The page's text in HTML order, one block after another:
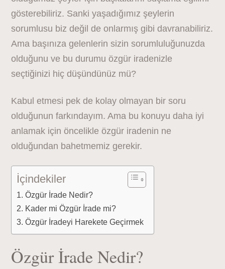
gösterebiliriz. Sanki yaşadığımız şeylerin
sorumlusu biz değil de onlarmış gibi davranabiliriz.
Ama başınıza gelenlerin sizin sorumluluğunuzda
olduğunu ve bu durumu özgür iradenizle
seçtiğinizi hiç düşündünüz mü?
Kabul etmesi pek de kolay olmayan bir soru
olduğunun farkındayım. Ama bu konuyu daha iyi
anlamak için öncelikle özgür iradenin ne
olduğundan bahetmemiz gerekir.
İçindekiler
Özgür İrade Nedir?
Kader mi Özgür İrade mi?
Özgür İradeyi Harekete Geçirmek
Özgür İrade Nedir?